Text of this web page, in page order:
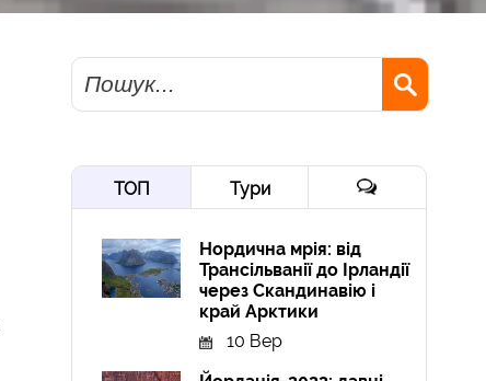
Пошук
ТОП Тури
Нордична мрія: від
Трансільванії до Ірландії
через Скандинавію і
край Арктики
10 Вер